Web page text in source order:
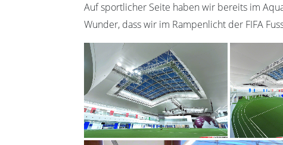
Auf sportlicher Seite haben wir bereits im
Wunder, dass wir im Rampenlicht der FIFA